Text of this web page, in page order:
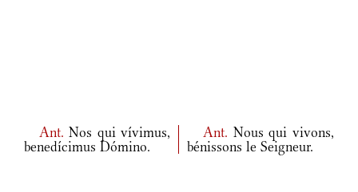
Ant.Nos qui vívimus,
benedícimus Dómino.
Ant. Nous qui vivons,
bénissons le Seigneur.